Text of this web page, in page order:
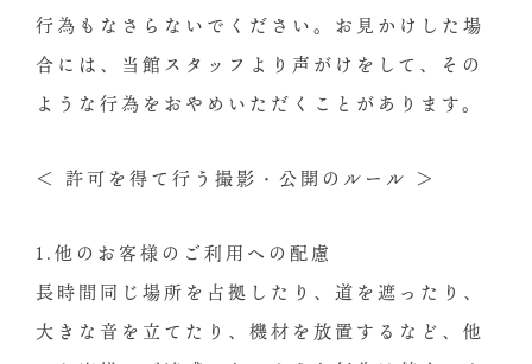
行為もなさらないでください。お見かけした場
合には、当館スタッフより声がけをして、その
ような行為をおやめいただくことがあります。
＜ 許可を得て行う撮影・公開のルール ＞
1.他のお客様のご利用への配慮
長時間同じ場所を占拠したり、道を遮ったり、
大きな音を立てたり、機材を放置するなど、他